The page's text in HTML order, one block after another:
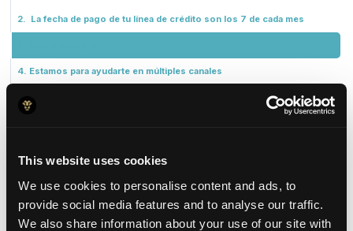
This website uses cookies
We use cookies to personalise content and ads, to
provide social media features and to analyse our traffic.
We also share information about your use of our site with
2. La fecha de pago de tu línea de crédito son los 7 de cada mes
4. Estamos para ayudarte en múltiples canales
Bienvenido a Jeeves
corporativa para tu empresa, es necesario
que tomes en cuenta lo siguiente: